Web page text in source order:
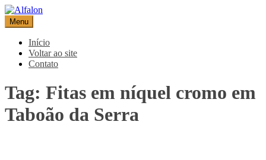
Pular
para
o
conteúdo
Alfalon
comércio e serviços pertinentes aos produtos de embalagens
Menu
Início
Voltar ao site
Contato
Tag: Fitas em níquel cromo em
Taboão da Serra